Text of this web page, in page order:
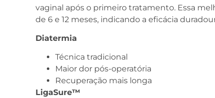
vaginal após o primeiro tratamento. Essa
de 6 e 12 meses, indicando a eficácia
Diatermia
Técnica tradicional
Maior dor pós-operatória
Recuperação mais longa
LigaSure™